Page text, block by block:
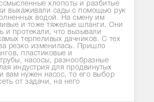
хлопоты и разбитые
выхаживали сады с помощью рук
водой. На смену им
и тоже тяжелые шланги. Они
и протекали, что вызывали
терпеливых дачников. С тех
резко изменилась. Пришло
пластиковые и
насосы, разнообразные
индустрия для продвинутых
вам нужен насос, то его выбор
от задачи, на него